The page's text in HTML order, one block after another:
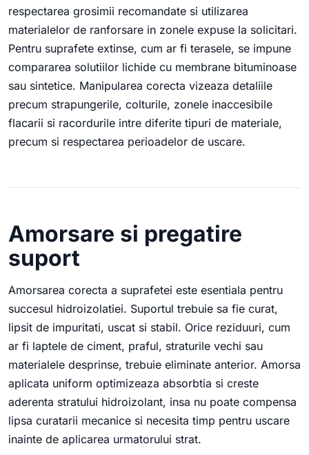
respectarea grosimii recomandate si utilizarea
materialelor de ranforsare in zonele expuse la solicitari.
Pentru suprafete extinse, cum ar fi terasele, se impune
compararea solutiilor lichide cu membrane bituminoase
sau sintetice. Manipularea corecta vizeaza detaliile
precum strapungerile, colturile, zonele inaccesibile
flacarii si racordurile intre diferite tipuri de materiale,
precum si respectarea perioadelor de uscare.
Amorsare si pregatire
suport
Amorsarea corecta a suprafetei este esentiala pentru
succesul hidroizolatiei. Suportul trebuie sa fie curat,
lipsit de impuritati, uscat si stabil. Orice reziduuri, cum
ar fi laptele de ciment, praful, straturile vechi sau
materialele desprinse, trebuie eliminate anterior. Amorsa
aplicata uniform optimizeaza absorbtia si creste
aderenta stratului hidroizolant, insa nu poate compensa
lipsa curatarii mecanice si necesita timp pentru uscare
inainte de aplicarea urmatorului strat.